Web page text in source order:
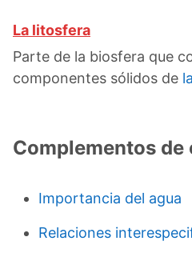
La litosfera
Parte de la biosfera que
componentes sólidos de
Complementos de
Importancia del agua
Relaciones